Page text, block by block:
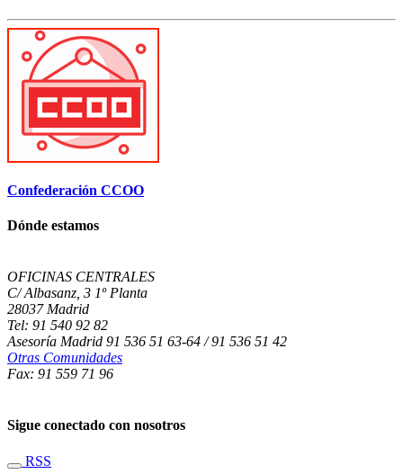
Confederación CCOO
Dónde estamos
OFICINAS CENTRALES
C/ Albasanz, 3 1º Planta
28037 Madrid
Tel: 91 540 92 82
Asesoría Madrid 91 536 51 63-64 / 91 536 51 42
Otras Comunidades
Fax: 91 559 71 96
Sigue conectado con nosotros
RSS